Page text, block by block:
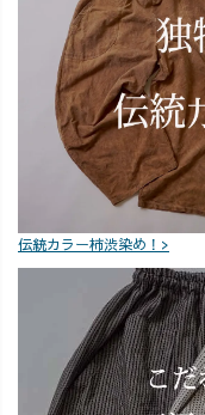
伝統カラー柿渋染め！>